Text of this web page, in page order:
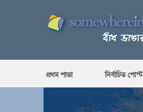
প্রথম পাতা নির্বাচিত পোস্ট